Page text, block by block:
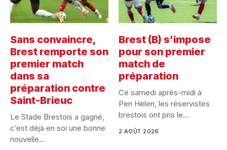
Sans convaincre,
Brest remporte son
premier match
dans sa
préparation contre
Saint-Brieuc
Le Stade Brestois a gagné,
c’est déjà en soi une bonne
nouvelle...
Brest (B) s’impose
pour son premier
match de
préparation
Ce samedi après-midi à
Pen Helen, les réservistes
brestois ont pris le...
2 AOÛT 2026